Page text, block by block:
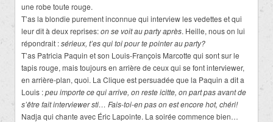
une robe toute rouge.
T’as la blondie purement inconnue qui interview les vedettes et qui
leur dit à deux reprises:on se voit au party après. Heille, nous on lui
répondrait :sérieux, t’es qui toi pour te pointer au party?
T’as Patricia Paquin et son Louis-François Marcotte qui sont sur le
tapis rouge, mais toujours en arrière de ceux qui se font interviewer,
en arrière-plan, quoi. La Clique est persuadée que la Paquin a dit a
Louis :peu importe ce qui arrive, on reste icitte, on part pas avant de
s’être fait interviewer sti… Fais-toi-en pas on est encore hot, chéri!
Nadja qui chante avec Éric Lapointe. La soirée commence bien…